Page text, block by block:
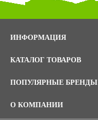
ИНФОРМАЦИЯ
КАТАЛОГ ТОВАРОВ
ПОПУЛЯРНЫЕ БРЕНДЫ
О КОМПАНИИ